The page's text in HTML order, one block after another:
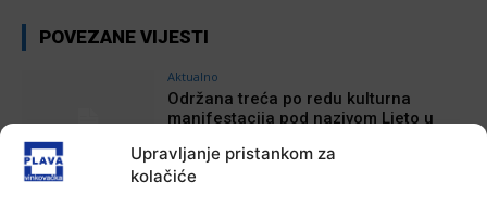
Upravljanje pristankom za
kolačiće
POVEZANE VIJESTI
Aktualno
Održana treća po redu kulturna
manifestacija pod nazivom Ljeto u
rasplesani Apševački veseljaci
10 kolovoza, 2026